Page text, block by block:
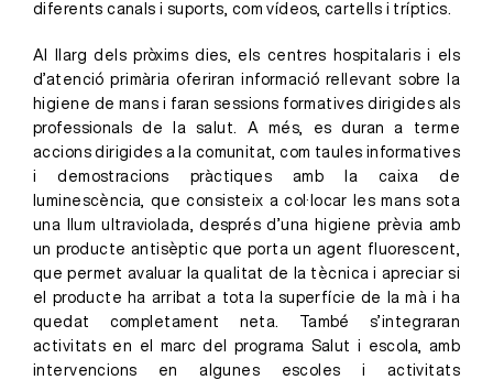
diferents canals i suports, com vídeos, cartells i tríptics.
Al llarg dels pròxims dies, els centres hospitalaris i els
d’atenció primària oferiran informació rellevant sobre la
higiene de mans i faran sessions formatives dirigides als
professionals de la salut. A més, es duran a terme
accions dirigides a la comunitat, com taules informatives
i demostracions pràctiques amb la caixa de
luminescència, que consisteix a col·locar les mans sota
una llum ultraviolada, després d’una higiene prèvia amb
un producte antisèptic que porta un agent fluorescent,
que permet avaluar la qualitat de la tècnica i apreciar si
el producte ha arribat a tota la superfície de la mà i ha
quedat completament neta. També s’integraran
activitats en el marc del programa Salut i escola, amb
intervencions en algunes escoles i activitats